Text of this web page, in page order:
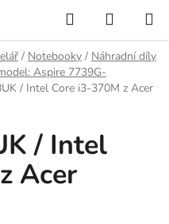
Hledat
KOŠÍK
/ Notebooky / Náhradní díly
Aspire 7739G-
/ Intel Core i3-370M z Acer
/ Intel
Acer